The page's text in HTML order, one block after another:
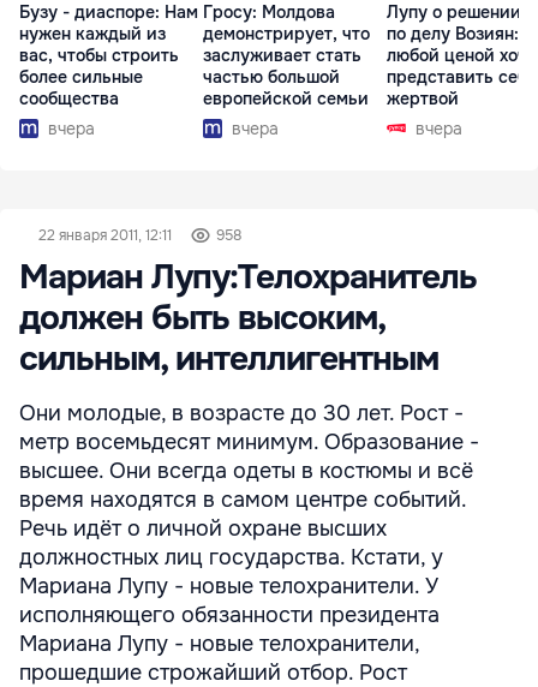
Бузу - диаспоре: Нам
нужен каждый из
вас, чтобы строить
более сильные
сообщества
вчера
Гросу: Молдова
демонстрирует, что
заслуживает стать
частью большой
европейской семьи
вчера
Лупу о решении
по делу Возиян:
любой ценой
представить себя
жертвой
вчера
22 января 2011, 12:11 958
Мариан Лупу:Телохранитель
должен быть высоким,
сильным, интеллигентным
Они молодые, в возрасте до 30 лет. Рост -
метр восемьдесят минимум. Образование -
высшее. Они всегда одеты в костюмы и всё
время находятся в самом центре событий.
Речь идёт о личной охране высших
должностных лиц государства. Кстати, у
Мариана Лупу - новые телохранители. У
исполняющего обязанности президента
Мариана Лупу - новые телохранители,
прошедшие строжайший отбор. Рост